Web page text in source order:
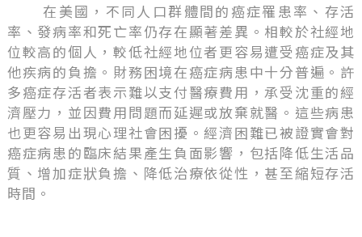
在美國，不同人口群體間的癌症罹患率、存活
率、發病率和死亡率仍存在顯著差異。相較於社經地
位較高的個人，較低社經地位者更容易遭受癌症及其
他疾病的負擔。財務困境在癌症病患中十分普遍。許
多癌症存活者表示難以支付醫療費用，承受沈重的經
濟壓力，並因費用問題而延遲或放棄就醫。這些病患
也更容易出現心理社會困擾。經濟困難已被證實會對
癌症病患的臨床結果產生負面影響，包括降低生活品
質、增加症狀負擔、降低治療依從性，甚至縮短存活
時間。